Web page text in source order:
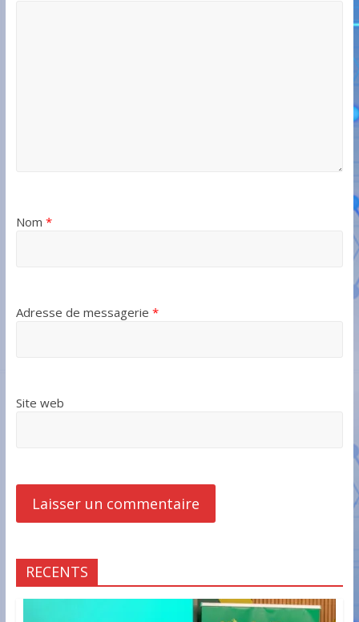
Nom *
Adresse de messagerie *
Site web
RECENTS